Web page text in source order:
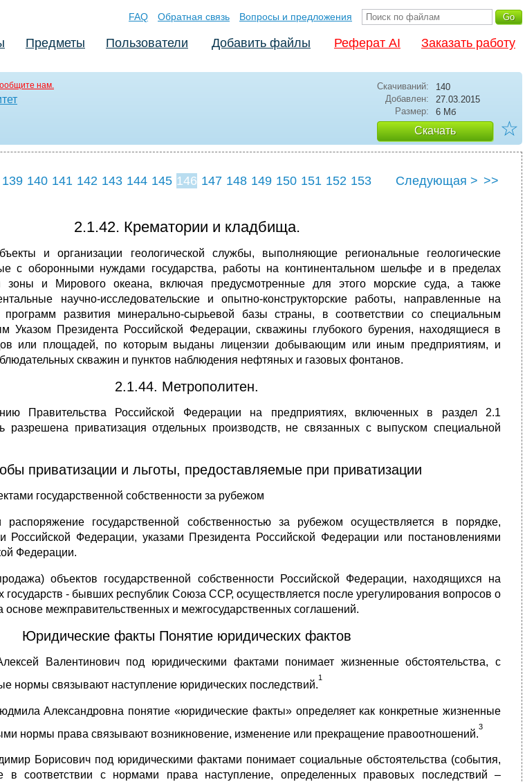
FAQ Обратная связь Вопросы и предложения
Предметы Пользователи Добавить файлы Реферат AI Заказать работу
нам. Скачиваний:
140
Добавлен:
27.03.2015
Размер:
6 Мб
Скачать ☆
139 140 141 142 143 144 145 146 147 148 149 150 151 152 153
Следующая > >>
2.1.42. Крематории и кладбища.
и организации геологической службы, выполняющие региональные геологические
с оборонными нуждами государства, работы на континентальном шельфе и в пределах
зоны и Мирового океана, включая предусмотренные для этого морские суда, а также
научно-исследовательские и опытно-конструкторские работы, направленные на
развития минерально-сырьевой базы страны, в соответствии со специальным
Указом Президента Российской Федерации, скважины глубокого бурения, находящиеся в
или площадей, по которым выданы лицензии добывающим или иным предприятиям, и
скважин и пунктов наблюдения нефтяных и газовых фонтанов.
2.1.44. Метрополитен.
Правительства Российской Федерации на предприятиях, включенных в раздел 2.1
приватизация отдельных производств, не связанных с выпуском специальной
приватизации и льготы, предоставляемые при приватизации
государственной собственности за рубежом
государственной собственностью за рубежом осуществляется в порядке,
Российской Федерации, указами Президента Российской Федерации или постановлениями
Федерации.
объектов государственной собственности Российской Федерации, находящихся на
государств - бывших республик Союза ССР, осуществляется после урегулирования вопросов о
основе межправительственных и межгосударственных соглашений.
Юридические факты Понятие юридических фактов
Валентинович под юридическими фактами понимает жизненные обстоятельства, с
нормы связывают наступление юридических последствий.
1
Александровна понятие «юридические факты» определяет как конкретные жизненные
нормы права связывают возникновение, изменение или прекращение правоотношений.
3
Борисович под юридическими фактами понимает социальные обстоятельства (события,
в соответствии с нормами права наступление, определенных правовых последствий –